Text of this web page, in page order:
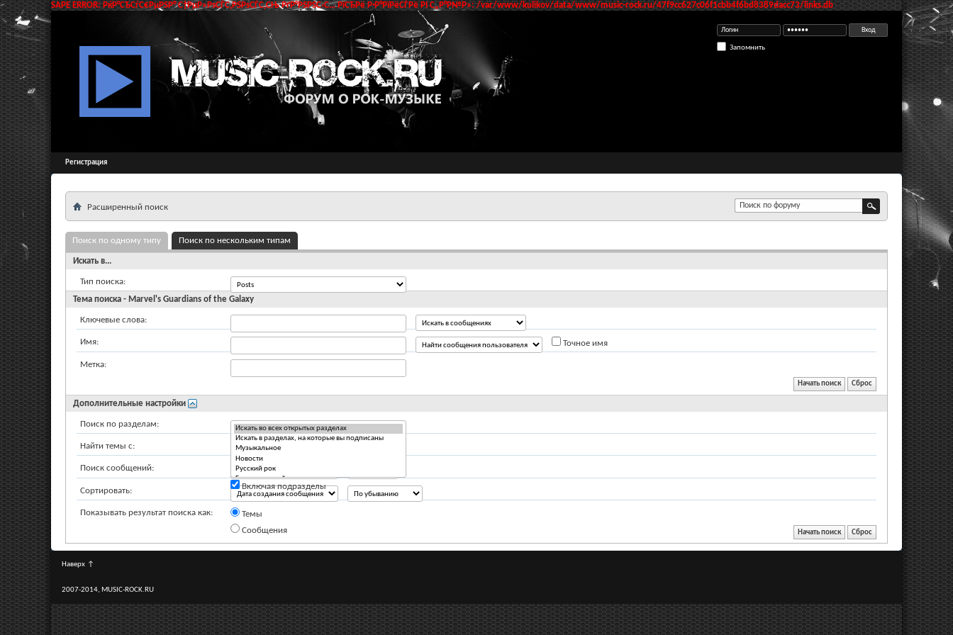
SAPE ERROR: РќР°СЂСѓС€РµРЅР° С†РµР»РѕСЃС‚РЅРѕСЃС‚СЊ РґР°РЅРЅС‹С… РїСЂРё Р·Р°РїРёСЃРё РІ С„Р°Р№Р»: /var/www/kulikov/data/www/music-rock.ru/47f9cc627c06f1cbb4f6bd8389dacc73/links.db
Запомнить
Регистрация
Расширенный поиск
Поиск по одному типу Поиск по нескольким типам
Искать в...
Тип поиска:
Тема поиска - Marvel's Guardians of the Galaxy
Ключевые слова:
Имя: Точное имя
Метка:
Дополнительные настройки
Поиск по разделам:
Включая подразделы
Найти темы с:
Поиск сообщений:
Сортировать:
Показывать результат поиска как:
Темы
Сообщения
Наверх ↑
2007-2014, MUSIC-ROCK.RU